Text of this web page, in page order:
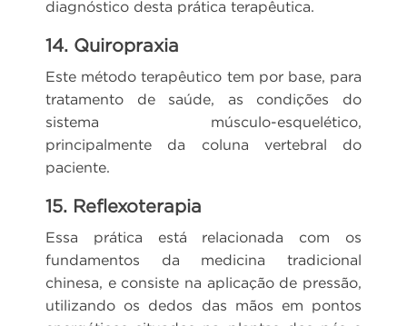
diagnóstico desta prática terapêutica.
14. Quiropraxia
Este método terapêutico tem por base, para
tratamento de saúde, as condições do
sistema músculo-esquelético,
principalmente da coluna vertebral do
paciente.
15. Reflexoterapia
Essa prática está relacionada com os
fundamentos da medicina tradicional
chinesa, e consiste na aplicação de pressão,
utilizando os dedos das mãos em pontos